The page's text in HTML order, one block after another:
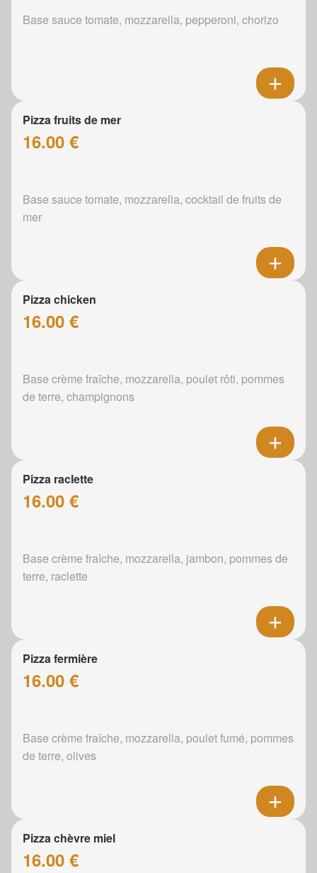
Base sauce tomate, mozzarella, pepperoni, chorizo
Pizza fruits de mer
16.00 €
Base sauce tomate, mozzarella, cocktail de fruits de
mer
Pizza chicken
16.00 €
Base crème fraîche, mozzarella, poulet rôti, pommes
de terre, champignons
Pizza raclette
16.00 €
Base crème fraîche, mozzarella, jambon, pommes de
terre, raclette
Pizza fermière
16.00 €
Base crème fraîche, mozzarella, poulet fumé, pommes
de terre, olives
Pizza chèvre miel
16.00 €